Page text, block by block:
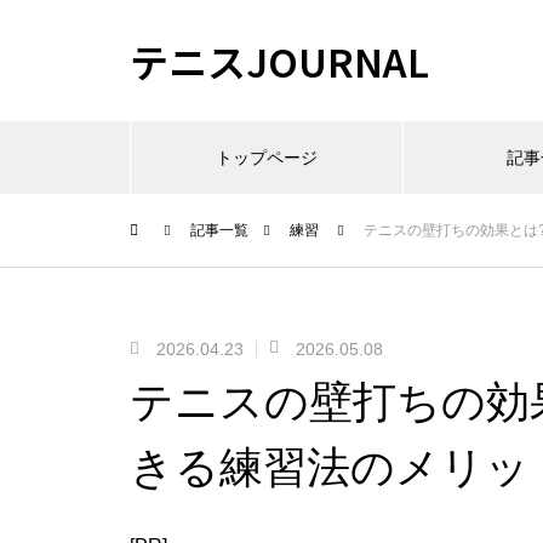
テニスJOURNAL
トップページ 記
記事一覧 練習 テニスの壁打ちの効果と
2026.04.23 2026.05.08
テニスの壁打ちの
きる練習法のメリ